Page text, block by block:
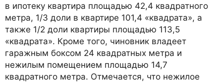
в ипотеку квартира площадью 42,4 квадратного
метра, 1/3 доли в квартире 101,4 «квадрата», а
также 1/2 доли квартиры площадью 113,5
«квадрата». Кроме того, чиновник владеет
гаражным боксом 24 квадратных метра и
нежилым помещением площадью 14,7
квадратного метра. Отмечается, что нежилое